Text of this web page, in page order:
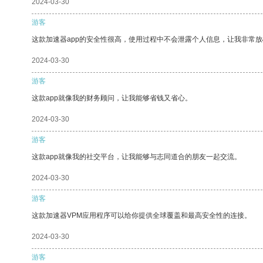
2024-03-30
游客
这款加速器app的安全性很高，使用过程中不会泄露个人信息，让我非常
2024-03-30
游客
这款app就像我的财务顾问，让我能够省钱又省心。
2024-03-30
游客
这款app就像我的社交平台，让我能够与志同道合的朋友一起交流。
2024-03-30
游客
这款加速器VPM应用程序可以给你提供全球覆盖和最高安全性的连接。
2024-03-30
游客